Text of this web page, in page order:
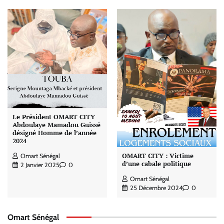
Le Président OMART CITY
Abdoulaye Mamadou Guissé
désigné Homme de l’année
2024
Omart Sénégal
2 Janvier 2025
0
OMART CITY : Victime
d’une cabale politique
Omart Sénégal
25 Décembre 2024
0
Omart Sénégal